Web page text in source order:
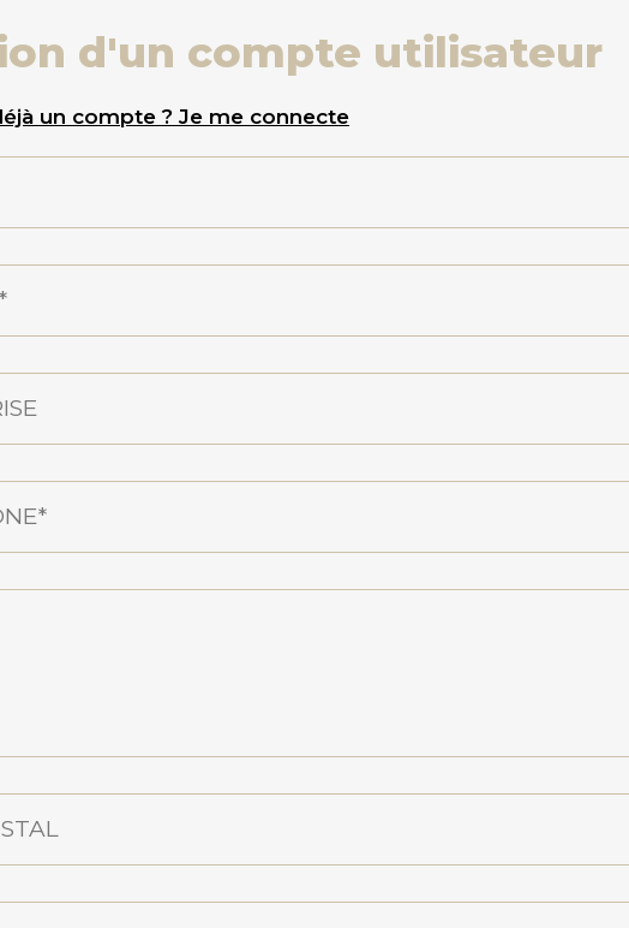
d'un compte utilisateur
un compte ? Je me connecte